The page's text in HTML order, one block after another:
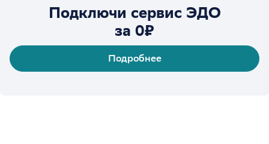
Подключи сервис ЭДО
за 0₽
Подробнее